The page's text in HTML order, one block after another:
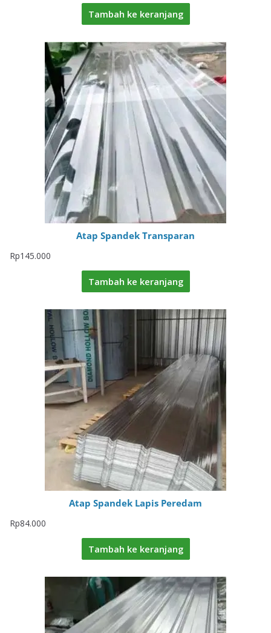
Tambah ke keranjang
Atap Spandek Transparan
Rp145.000
Tambah ke keranjang
Atap Spandek Lapis Peredam
Rp84.000
Tambah ke keranjang